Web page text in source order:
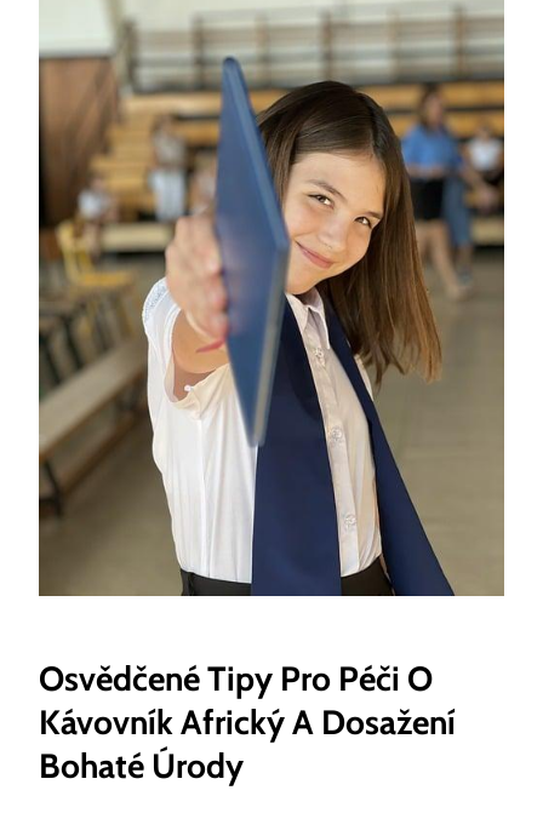
Osvědčené Tipy Pro Péči O
Kávovník Africký A Dosažení
Bohaté Úrody